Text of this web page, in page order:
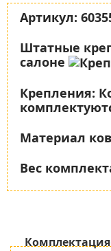
Артикул:
Штатные
салоне
Крепления:
Материал
Вес